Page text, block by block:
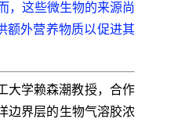
，这些微生物的来源尚
额外营养物质以促进其
大学赖森潮教授，合作
边界层的生物气溶胶浓